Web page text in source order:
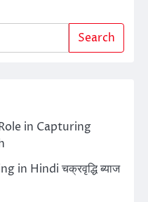
Search
in Capturing
in Hindi चक्रवृद्धि ब्याज